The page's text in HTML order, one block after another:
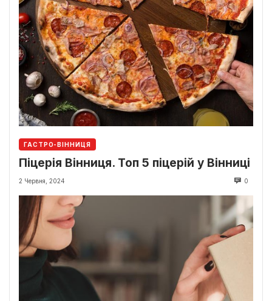
ГАСТРО-ВІННИЦЯ
Піцерія Вінниця. Топ 5 піцерій у Вінниці
2 Червня, 2024 0